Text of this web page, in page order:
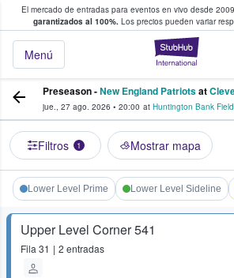
El mercado de entradas para eventos en vivo desde
garantizados al 100%. Los precios pueden variar
Menú
y venta de entradas entre
Preseason -New England Patriotsat
jue., 27 ago. 2026 • 20:00 at Huntington Bank Field
Filtros 1 Mostrar mapa
Lower Level Prime Lower Level Sideline
Upper Level Corner 541
Fila 31 2 entradas